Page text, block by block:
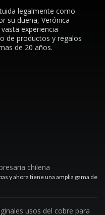
legalmente como
su dueña, Verónica
experiencia
de productos y regalos
de 20 años.
chilena
y ahora tiene una amplia gama de
usos del cobre para